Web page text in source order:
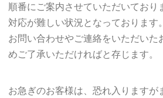
順番にご案内させていただいており
対応が難しい状況となっております。
お問い合わせやご連絡をいただいた
めご了承いただければと存じます。
お急ぎのお客様は、恐れ入りますが